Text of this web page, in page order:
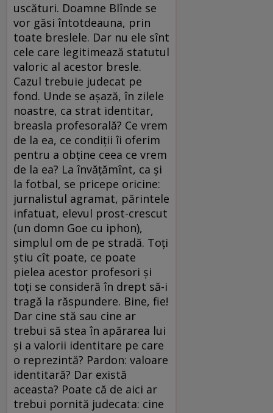
uscături. Doamne Blînde se
vor găsi întotdeauna, prin
toate breslele. Dar nu ele sînt
cele care legitimează statutul
valoric al acestor bresle.
Cazul trebuie judecat pe
fond. Unde se aşază, în zilele
noastre, ca strat identitar,
breasla profesorală? Ce vrem
de la ea, ce condiţii îi oferim
pentru a obţine ceea ce vrem
de la ea? La învăţămînt, ca şi
la fotbal, se pricepe oricine:
jurnalistul agramat, părintele
infatuat, elevul prost-crescut
(un domn Goe cu iphon),
simplul om de pe stradă. Toţi
ştiu cît poate, ce poate
pielea acestor profesori şi
toţi se consideră în drept să-i
tragă la răspundere. Bine, fie!
Dar cine stă sau cine ar
trebui să stea în apărarea lui
şi a valorii identitare pe care
o reprezintă? Pardon: valoare
identitară? Dar există
aceasta? Poate că de aici ar
trebui pornită judecata: cine